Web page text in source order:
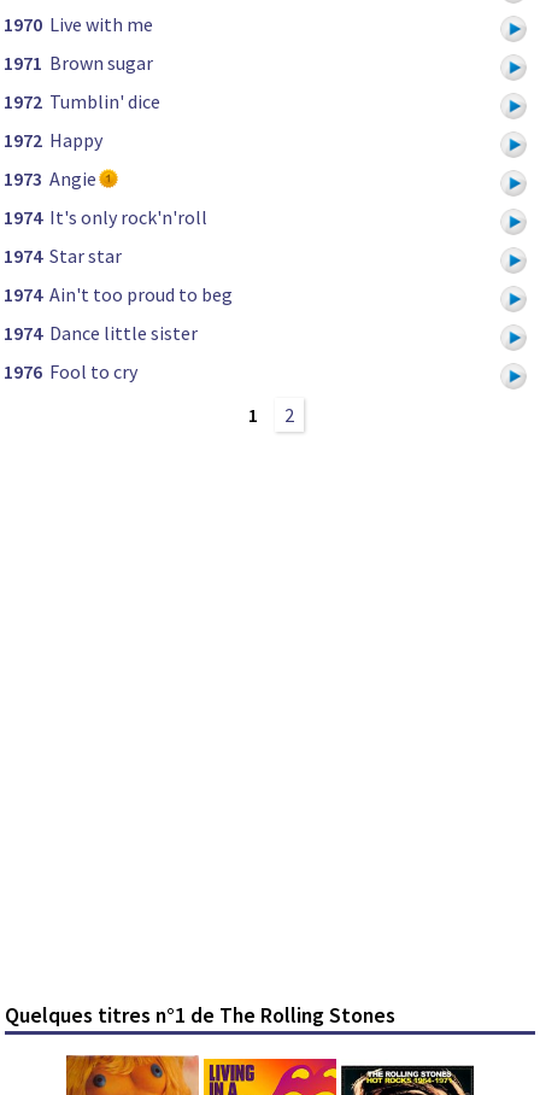
1970 Live with me
1971 Brown sugar
1972 Tumblin' dice
1972 Happy
1973 Angie
1974 It's only rock'n'roll
1974 Star star
1974 Ain't too proud to beg
1974 Dance little sister
1976 Fool to cry
1
2
Quelques titres n°1 de The Rolling Stones